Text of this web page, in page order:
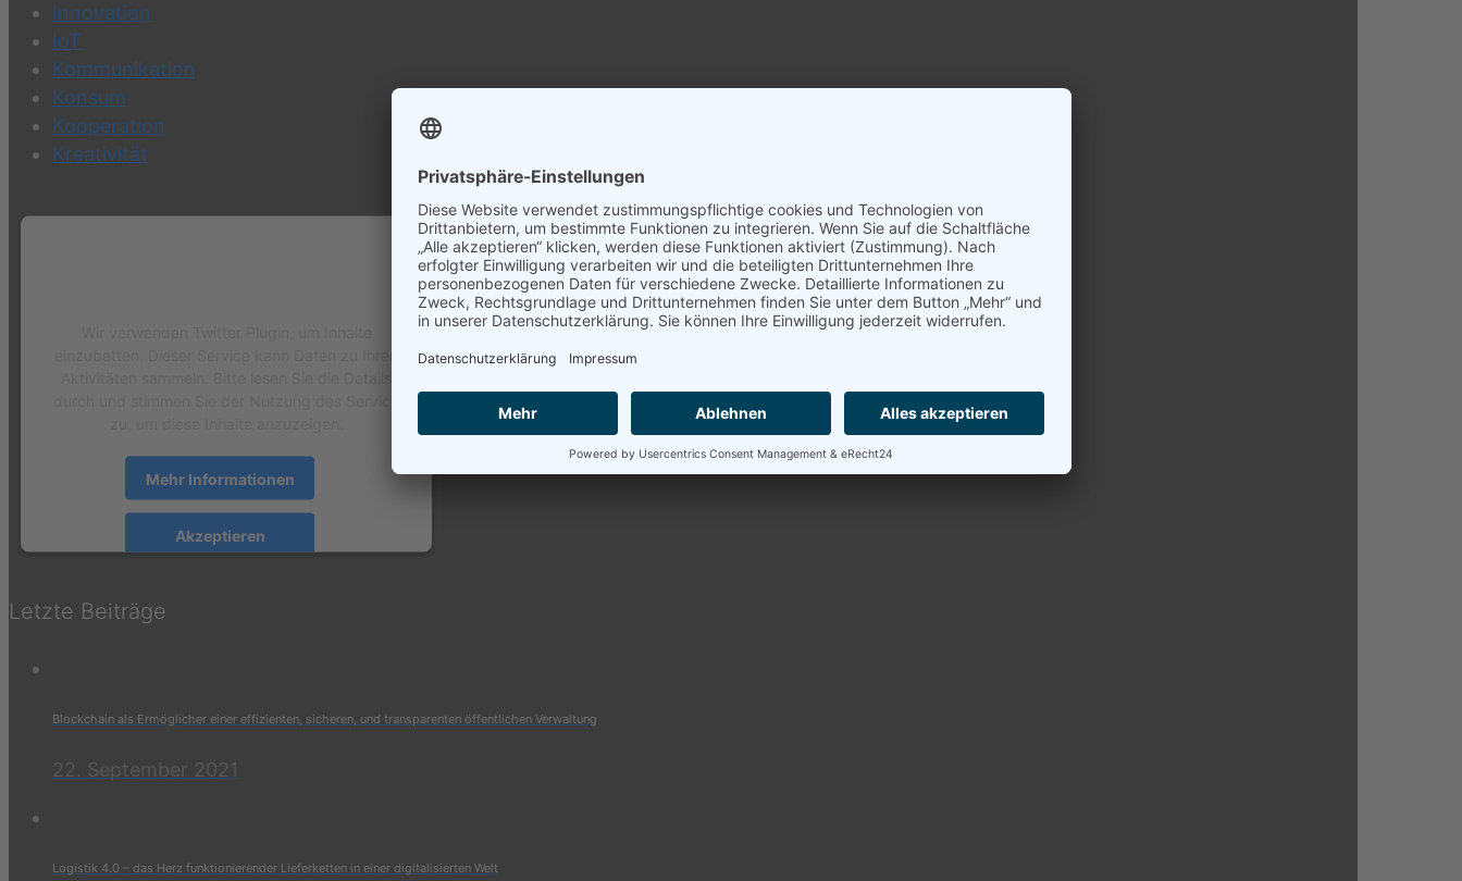
Innovation
IoT
Kommunikation
Konsum
Kooperation
Kreativität
Mehr Informationen
Akzeptieren
Letzte Beiträge
Blockchain als Ermöglicher einer effizienten, sicheren, und transparenten öffentlichen Verwaltung
22. September 2021
Logistik 4.0 – das Herz funktionierender Lieferketten in einer digitalisierten Welt